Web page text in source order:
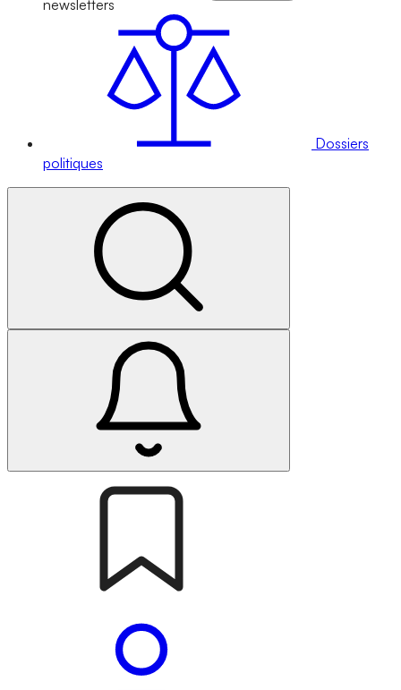
newsletters
Dossiers
politiques